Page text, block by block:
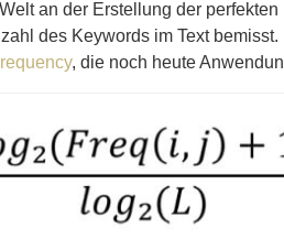
an der Erstellung der
des Keywords im Text bemisst.
, die noch heute